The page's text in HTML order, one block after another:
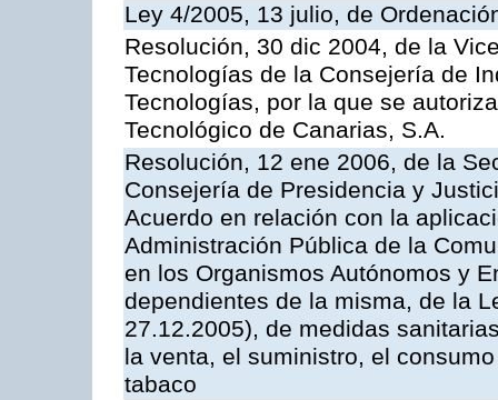
Ley 4/2005, 13 julio, de
Resolución, 30 dic 2004, de la
Tecnologías de la Consejería de
Tecnologías, por la que se
Tecnológico de Canarias, S.A.
Resolución, 12 ene 2006, de la
Consejería de Presidencia y
Acuerdo en relación con la
Administración Pública de la
en los Organismos Autónomos y
dependientes de la misma, de la
27.12.2005), de medidas
la venta, el suministro, el
tabaco